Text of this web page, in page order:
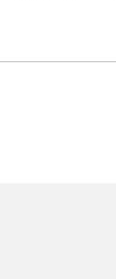
facebook
en whatsapp